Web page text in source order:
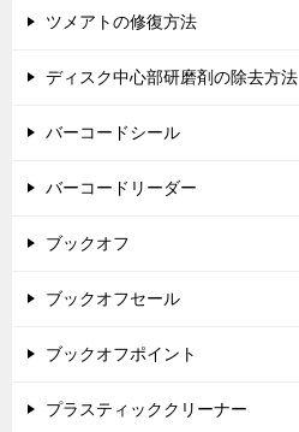
ツメアトの修復方法
ディスク中心部研磨剤の除去方法
バーコードシール
バーコードリーダー
ブックオフ
ブックオフセール
ブックオフポイント
プラスティッククリーナー